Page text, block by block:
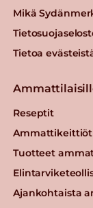
Mikä
Tietoa
Reseptit
Ammattikeittiöt
Tuotteet
Ajankohtaista